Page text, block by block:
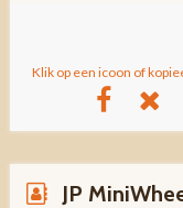
Klik op een icoon of
JP